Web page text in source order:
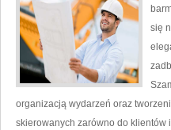
się
organizacją wydarzeń oraz
skierowanych zarówno do klientów